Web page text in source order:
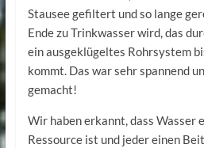
Stausee gefiltert und so lange
Ende zu Trinkwasser wird, das
ein ausgeklügeltes Rohrsystem
kommt. Das war sehr spannend
gemacht!
Wir haben erkannt, dass Wasser
Ressource ist und jeder einen